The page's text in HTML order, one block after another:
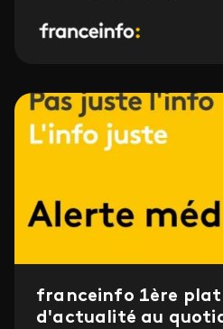
franceinfo 1ère
d'actualité au